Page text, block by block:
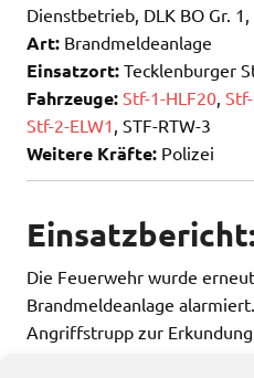
Dienstbetrieb, DLK BO Gr. 1,
Art: Brandmeldeanlage
Einsatzort: Tecklenburger
Fahrzeuge: Stf-1-HLF20
Stf-2-ELW1 , STF-RTW-3
Weitere Kräfte: Polizei
Die Feuerwehr wurde
Brandmeldeanlage
Angriffstrupp zur